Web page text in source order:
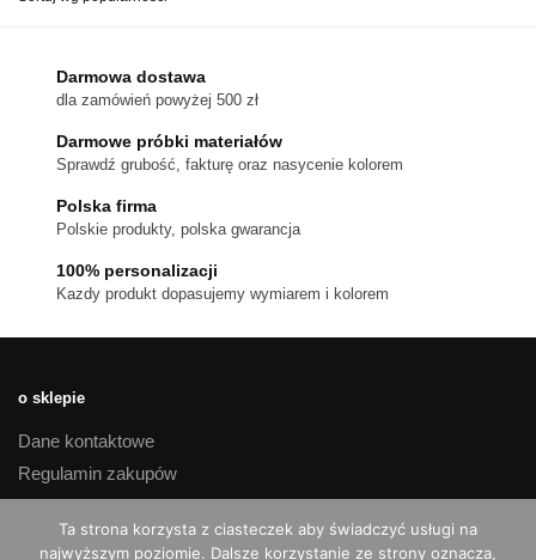
stronie
produktu
Darmowa dostawa
dla zamówień powyżej 500 zł
Darmowe próbki materiałów
Sprawdź grubość, fakturę oraz nasycenie kolorem
Polska firma
Polskie produkty, polska gwarancja
100% personalizacji
Kazdy produkt dopasujemy wymiarem i kolorem
o sklepie
Dane kontaktowe
Regulamin zakupów
Polityka prywatności
Czas realizacji i koszty dostawy
Ta strona korzysta z ciasteczek aby świadczyć usługi na
najwyższym poziomie. Dalsze korzystanie ze strony oznacza,